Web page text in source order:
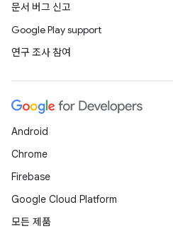
문서 버그 신고
Google Play support
연구 조사 참여
Android
Chrome
Firebase
Google Cloud Platform
모든 제품